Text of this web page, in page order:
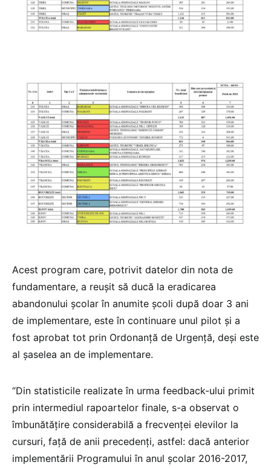
Acest program care, potrivit datelor din nota de
fundamentare, a reușit să ducă la eradicarea
abandonului școlar în anumite școli după doar 3 ani
de implementare, este în continuare unul pilot și a
fost aprobat tot prin Ordonanță de Urgență, deși este
al șaselea an de implementare.
“Din statisticile realizate în urma feedback-ului primit
prin intermediul rapoartelor finale, s-a observat o
îmbunătățire considerabilă a frecvenței elevilor la
cursuri, față de anii precedenți, astfel: dacă anterior
implementării Programului în anul școlar 2016-2017,